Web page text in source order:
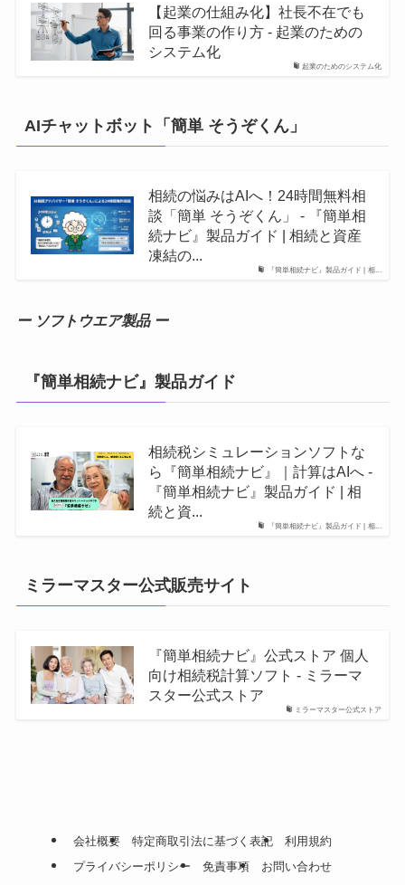
起業のためのシステム化
【起業の仕組み化】社長不在でも
回る事業の作り方 - 起業のための
システム化
AIチャットボット「簡単 そうぞくん」
『簡単相続ナビ』製品ガイド | 相...
相続の悩みはAIへ！24時間無料相
談「簡単 そうぞくん」 - 『簡単相
続ナビ』製品ガイド | 相続と資産
凍結の...
ー ソフトウエア製品 ー
『簡単相続ナビ』製品ガイド
『簡単相続ナビ』製品ガイド | 相...
相続税シミュレーションソフトな
ら『簡単相続ナビ』｜計算はAIへ -
『簡単相続ナビ』製品ガイド | 相
続と資...
ミラーマスター公式販売サイト
ミラーマスター公式ストア
『簡単相続ナビ』公式ストア 個人
向け相続税計算ソフト - ミラーマ
スター公式ストア
会社概要 特定商取引法に基づく表記
利用規約
プライバシーポリシー
免責事項
お問い合わせ